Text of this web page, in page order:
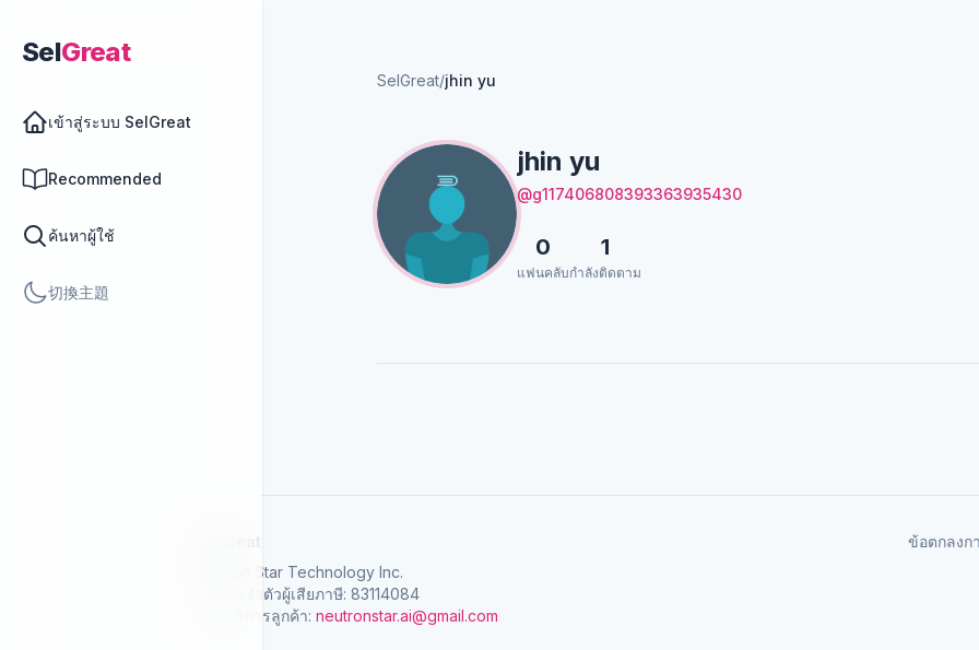
SelGreat
เข้าสู่ระบบ SelGreat
Recommended
ค้นหาผู้ใช้
切換主題
SelGreat/jhin yu
jhin yu
@g117406808393363935430
0
แฟนคลับ
1
กำลังติดตาม
Neutron Star Technology Inc.
เลขประจำตัวผู้เสียภาษี: 83114084
อีเมลบริการลูกค้า: neutronstar.ai@gmail.com
ข้อตกลงก